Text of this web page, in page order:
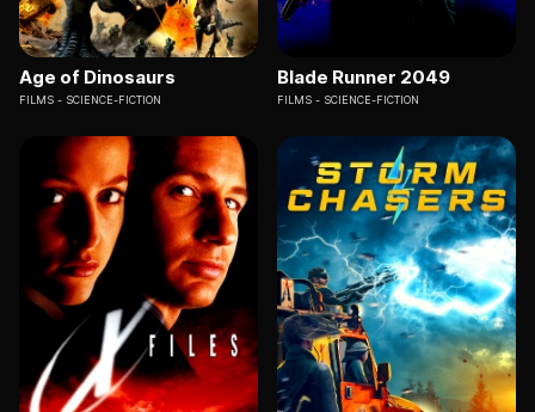
Age of Dinosaurs
FILMS SCIENCE-FICTION
Blade Runner 2049
FILMS SCIENCE-FICTION